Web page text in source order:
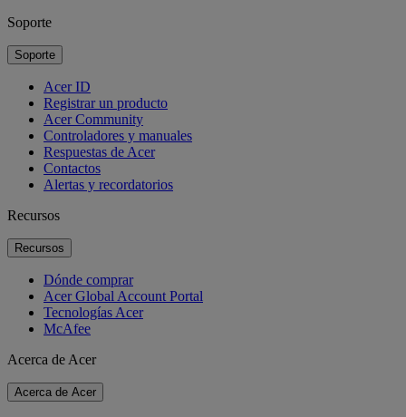
Soporte
Soporte
Acer ID
Registrar un producto
Acer Community
Controladores y manuales
Respuestas de Acer
Contactos
Alertas y recordatorios
Recursos
Recursos
Dónde comprar
Acer Global Account Portal
Tecnologías Acer
McAfee
Acerca de Acer
Acerca de Acer